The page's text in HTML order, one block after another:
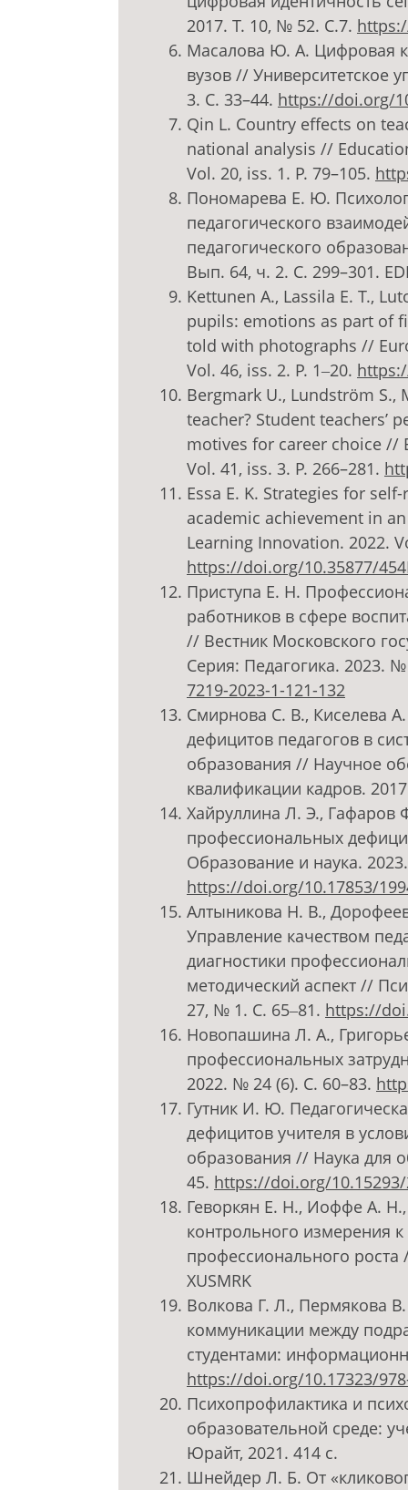
2017. Т. 10, № 52. С.7.
Масалова Ю. А. Цифровая
вузов // Университетское
3. С. 33–44. https://doi.org/
Qin L. Country effects on
national analysis //
Vol. 20, iss. 1. P. 79–105.
Пономарева Е. Ю.
педагогического
педагогического
Вып. 64, ч. 2. С. 299–301.
Kettunen A., Lassila E. T.,
pupils: emotions as part of
told with photographs //
Vol. 46, iss. 2. P. 1‒20.
Bergmark U., Lundström S.,
teacher? Student teachers’
motives for career choice //
Vol. 41, iss. 3. P. 266–281.
Essa E. K. Strategies for
academic achievement in
Learning Innovation. 2022.
https://doi.org/10.35877/
Приступа Е. Н.
работников в сфере
// Вестник Московского
Серия: Педагогика. 2023.
7219-2023-1-121-132
Смирнова С. В., Киселева
дефицитов педагогов в
образования // Научное
квалификации кадров.
Хайруллина Л. Э.,
профессиональных
Образование и наука.
https://doi.org/10.17853/
Алтыникова Н. В.,
Управление качеством
диагностики
методический аспект //
27, № 1. C. 65‒81. https://
Новопашина Л. А.,
профессиональных
2022. № 24 (6). С. 60–83.
Гутник И. Ю.
дефицитов учителя в
образования // Наука для
45. https://doi.org/10.15293/
Геворкян Е. Н., Иоффе А.
контрольного измерения
профессионального роста
XUSMRK
Волкова Г. Л., Пермякова
коммуникации между
студентами:
https://doi.org/10.17323/
Психопрофилактика и
образовательной среде:
Юрайт, 2021. 414 с.
Шнейдер Л. Б. От